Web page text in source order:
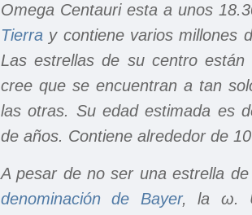
Omega Centauri esta a unos
Tierra y contiene varios millones
Las estrellas de su centro
cree que se encuentran a tan
las otras. Su edad estimada es
de años. Contiene alrededor de
A pesar de no ser una estrella
denominación de Bayer, la ω.